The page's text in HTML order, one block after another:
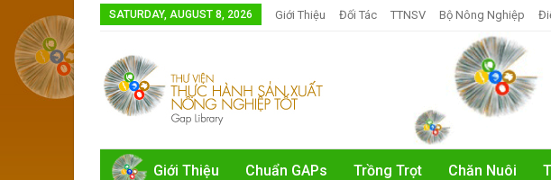
SATURDAY, AUGUST 8, 2026 Giới Thiệu Đối Tác TTNSV Bộ Nông Nghiệp
Giới Thiệu Chuẩn GAPs Trồng Trọt Chăn Nuôi